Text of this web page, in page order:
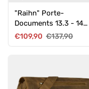
"Raihn" Porte-
Documents 13.3 - 14
Pouces Cuir
Prix soldé
€109,90 Prix habituel
€137,90